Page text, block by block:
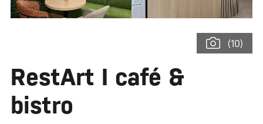
(10)
RestArt I café &
bistro